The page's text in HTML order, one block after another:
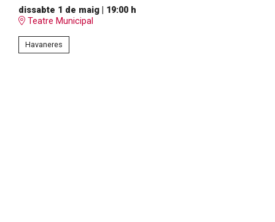
dissabte 1 de maig| 19:00 h
Teatre Municipal
Havaneres